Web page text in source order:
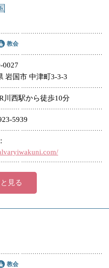
教会
0027
岩国市 中津町3-3-3
川西駅から徒歩10分
5939
見る
教会